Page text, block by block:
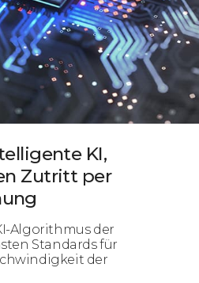
KI,
Zutritt per
Algorithmus der
Standards für
der